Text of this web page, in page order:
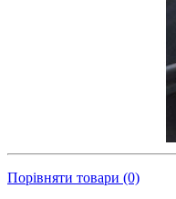
Порівняти товари (0)